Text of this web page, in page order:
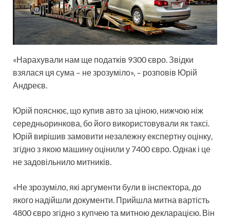
«Нарахували нам ще податків 9300 євро. Звідки
взялася ця сума – не зрозуміло», – розповів Юрій
Андреєв.
Юрій пояснює, що купив авто за ціною, нижчою ніж
середньоринкова, бо його використовували як таксі.
Юрій вирішив замовити незалежну експертну оцінку,
згідно з якою машину оцінили у 7400 євро. Однак і це
не задовільнило митників.
«Не зрозуміло, які аргументи були в інспектора, до
якого надійшли документи. Прийшла митна вартість
4800 євро згідно з купчею та митною декларацією. Він